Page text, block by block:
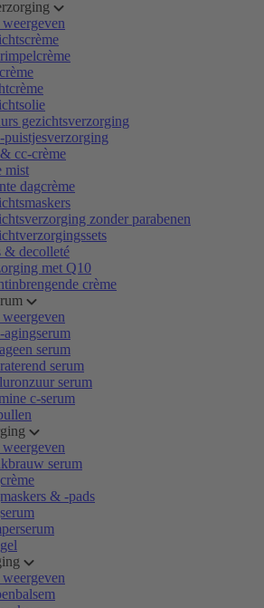
gezichtsverzorging
cc-crème
mist
dagcrème
zonder parabenen
& decolleté
met Q10
crème
serum
serum
serum
c-serum
serum
& -pads